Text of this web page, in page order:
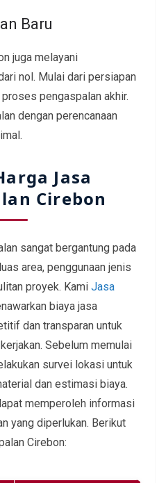
Baru
juga melayani
nol. Mulai dari persiapan
proses pengaspalan akhir.
dengan perencanaan
Jasa
Cirebon
sangat bergantung pada
area, penggunaan jenis
proyek. Kami Jasa
biaya jasa
dan transparan untuk
Sebelum memulai
survei lokasi untuk
dan estimasi biaya.
memperoleh informasi
yang diperlukan. Berikut
Cirebon: